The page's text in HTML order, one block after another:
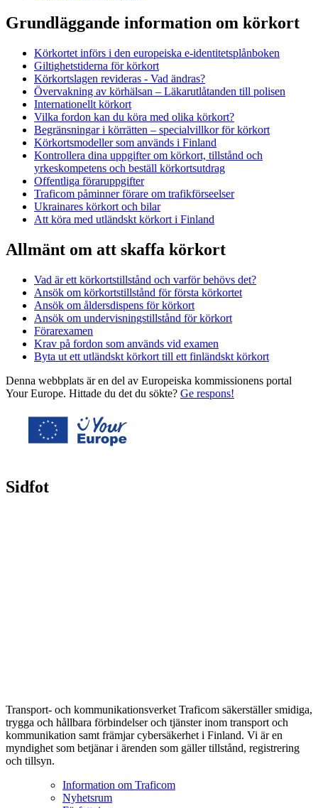
Grundläggande information om körkort
Körkortet införs i den europeiska e-identitetsplånboken
Giltighetstiderna för körkort
Körkortslagen revideras - Vad ändras?
Övervakning av körhälsan – Läkarutlåtanden till polisen
Internationellt körkort
Vilka fordon kan du köra med olika körkort?
Begränsningar i körrätten – specialvillkor för körkort
Körkortsmodeller som används i Finland
Kontrollera dina uppgifter om körkort, tillstånd och
yrkeskompetens och beställ körkortsutdrag
Offentliga föraruppgifter
Traficom påminner förare om trafikförseelser
Ukrainares körkort och bilar
Att köra med utländskt körkort i Finland
Allmänt om att skaffa körkort
Vad är ett körkortstillstånd och varför behövs det?
Ansök om körkortstillstånd för första körkortet
Ansök om åldersdispens för körkort
Ansök om undervisningstillstånd för körkort
Förarexamen
Krav på fordon som används vid examen
Byta ut ett utländskt körkort till ett finländskt körkort
Denna webbplats är en del av Europeiska kommissionens portal
Your Europe. Hittade du det du sökte? Ge respons!
Sidfot
Transport- och kommunikationsverket Traficom säkerställer smidiga,
trygga och hållbara förbindelser och tjänster inom transport och
kommunikation samt främjar cybersäkerhet i Finland. Vi är en
myndighet som betjänar i ärenden som gäller tillstånd, registrering
och tillsyn.
Information om Traficom
Nyhetsrum